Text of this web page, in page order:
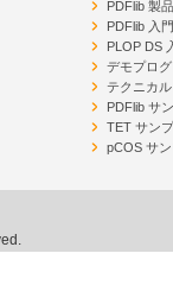
PDFlib 製
PDFlib 入門
PLOP DS
デモプロ
テクニカ
PDFlib サ
TET サン
pCOS サ